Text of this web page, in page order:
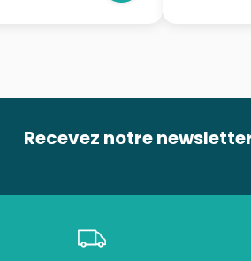
Recevez notre